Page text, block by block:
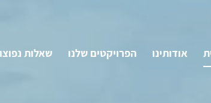
אודותינו הפרויקטים שלנו שאלות